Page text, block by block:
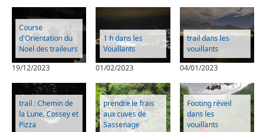
Course
d'Orientation du
Noel des traileurs
19/12/2023
1 h dans les
Vouillants
01/02/2023
trail dans les
vouillants
04/01/2023
trail : Chemin de
la Lune, Cossey et
Pizza
prendre le frais
aux cuves de
Sassenage
Footing réveil
dans les
vouillants